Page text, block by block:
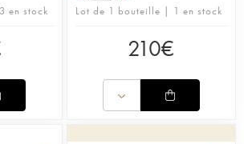
en stock Lot de 1 bouteille | 1 en stock
210€